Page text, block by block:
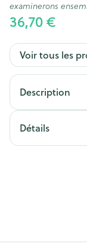
36,70 €
examinerons
Voir tous les
Description
Détails